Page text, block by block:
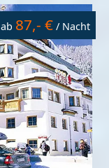
ab 87,- € / Nacht